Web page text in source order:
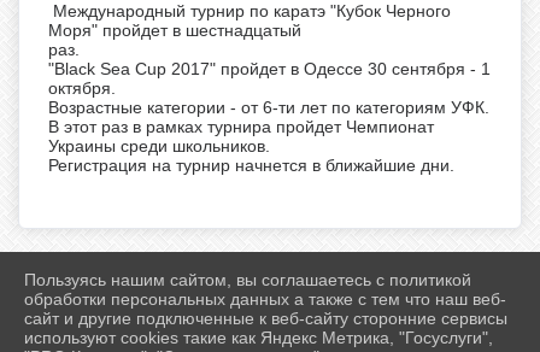
Международный турнир по каратэ "Кубок Черного
Моря" пройдет в шестнадцатый
раз.
"Black Sea Cup 2017" пройдет в Одессе 30 сентября - 1
октября.
Возрастные категории - от 6-ти лет по категориям УФК.
В этот раз в рамках турнира пройдет Чемпионат
Украины среди школьников.
Регистрация на турнир начнется в ближайшие дни.
2026 г. ff-karate.ru
Вход
Карта сайта
Пользуясь нашим сайтом, вы соглашаетесь с политикой
обработки персональных данных а также с тем что наш веб-
сайт и другие подключенные к веб-сайту сторонние сервисы
используют cookies такие как Яндекс Метрика, "Госуслуги",